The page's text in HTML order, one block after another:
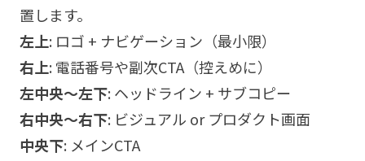
置します。
左上: ロゴ + ナビゲーション（最小限）
右上: 電話番号や副次CTA（控えめに）
左中央〜左下: ヘッドライン + サブコピー
右中央〜右下: ビジュアル or プロダクト画面
中央下: メインCTA